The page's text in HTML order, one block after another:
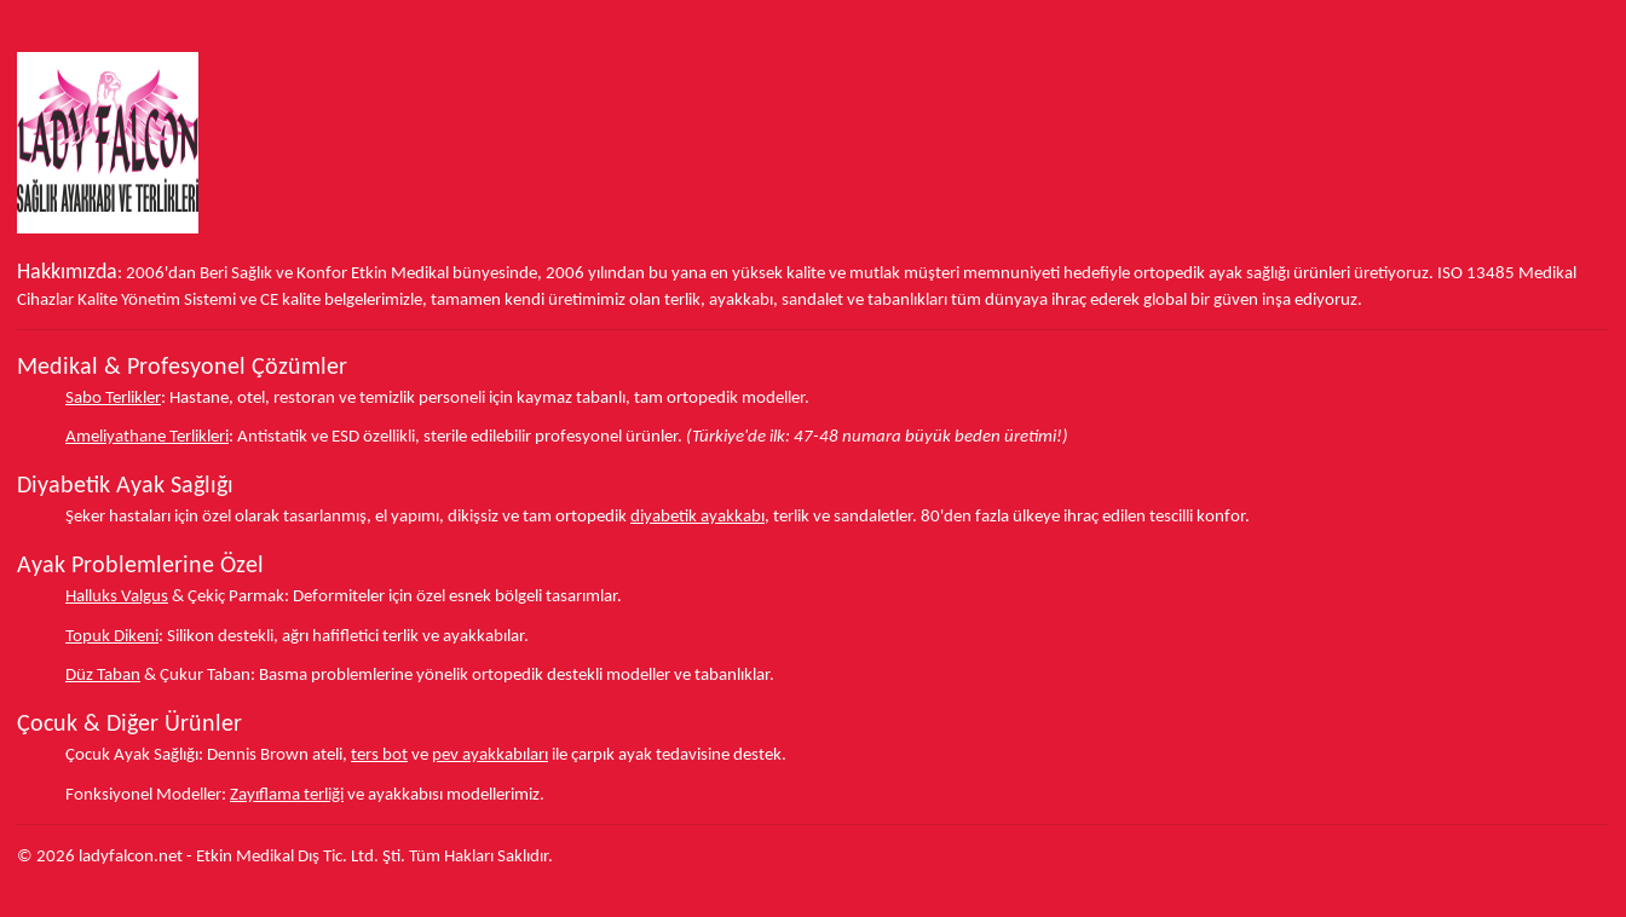
Hakkımızda: 2006'dan Beri Sağlık ve Konfor Etkin Medikal bünyesinde, 2006 yılından bu yana en yüksek kalite ve mutlak müşteri memnuniyeti hedefiyle ortopedik ayak sağlığı ürünleri üretiyoruz. ISO 13485 Medikal
Cihazlar Kalite Yönetim Sistemi ve CE kalite belgelerimizle, tamamen kendi üretimimiz olan terlik, ayakkabı, sandalet ve tabanlıkları tüm dünyaya ihraç ederek global bir güven inşa ediyoruz.
Medikal & Profesyonel Çözümler
Sabo Terlikler: Hastane, otel, restoran ve temizlik personeli için kaymaz tabanlı, tam ortopedik modeller.
Ameliyathane Terlikleri: Antistatik ve ESD özellikli, sterile edilebilir profesyonel ürünler. (Türkiye'de ilk: 47-48 numara büyük beden üretimi!)
Diyabetik Ayak Sağlığı
Şeker hastaları için özel olarak tasarlanmış, el yapımı, dikişsiz ve tam ortopedik diyabetik ayakkabı, terlik ve sandaletler. 80'den fazla ülkeye ihraç edilen tescilli konfor.
Ayak Problemlerine Özel
Halluks Valgus & Çekiç Parmak: Deformiteler için özel esnek bölgeli tasarımlar.
Topuk Dikeni: Silikon destekli, ağrı hafifletici terlik ve ayakkabılar.
Düz Taban & Çukur Taban: Basma problemlerine yönelik ortopedik destekli modeller ve tabanlıklar.
Çocuk & Diğer Ürünler
Çocuk Ayak Sağlığı: Dennis Brown ateli, ters bot ve pev ayakkabıları ile çarpık ayak tedavisine destek.
Fonksiyonel Modeller: Zayıflama terliği ve ayakkabısı modellerimiz.
© 2026 ladyfalcon.net - Etkin Medikal Dış Tic. Ltd. Şti. Tüm Hakları Saklıdır.